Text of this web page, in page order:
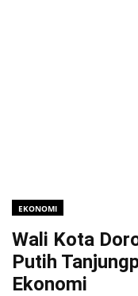
EKONOMI
Wali Kota
Putih
Ekonomi